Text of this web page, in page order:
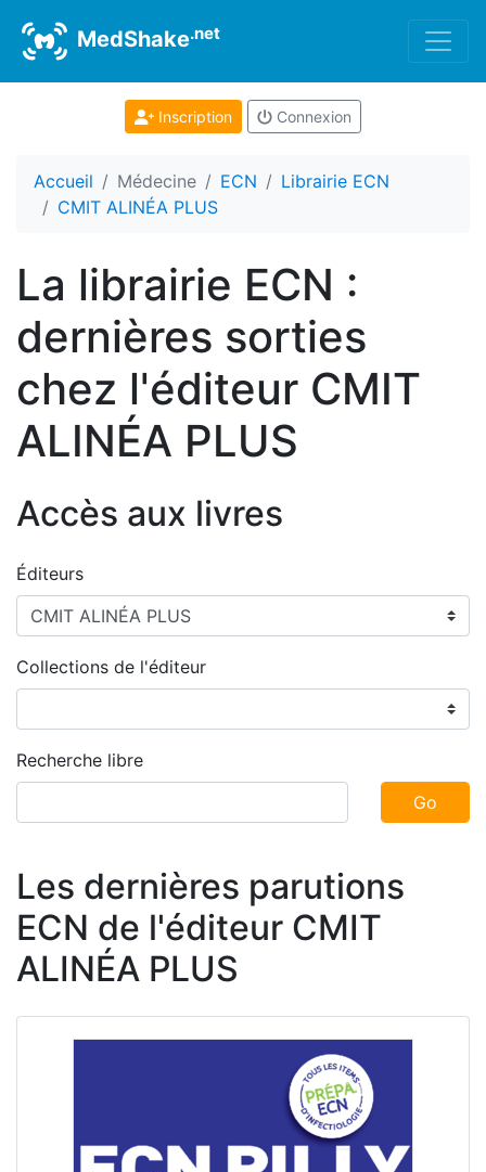
MedShake.net
Inscription Connexion
Accueil Médecine ECN
Librairie ECN
CMIT ALINÉA PLUS
La librairie ECN :
dernières sorties
chez l'éditeur CMIT
ALINÉA PLUS
Accès aux livres
Éditeurs
Collections de l'éditeur
Recherche libre
Go
Les dernières parutions
ECN de l'éditeur CMIT
ALINÉA PLUS